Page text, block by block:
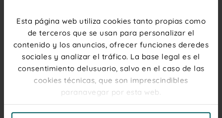
Esta página web utiliza cookies tanto propias como
de terceros que se usan para personalizar el
contenido y los anuncios, ofrecer funciones deredes
sociales y analizar el tráfico. La base legal es el
consentimiento delusuario, salvo en el caso de las
cookies técnicas, que son imprescindibles
paranavegar por esta web.
CONTACTA CON NOSOTROS
Chat
ACCEDER
Lunes - Jueves 08:30 - 18:00
Viernes 08:00 - 15:00